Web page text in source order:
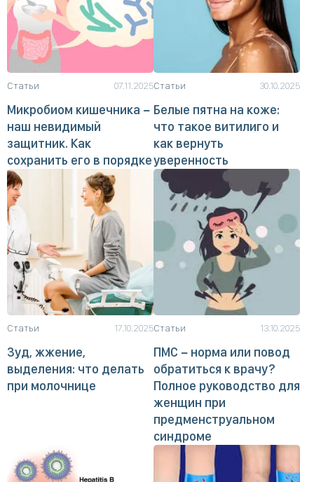
Статьи 07.11.2025
Микробиом кишечника −
наш невидимый
защитник. Как
сохранить его в порядке
Статьи 30.10.2025
Белые пятна на коже:
что такое витилиго и
как вернуть
уверенность
Статьи 17.10.2025
Зуд, жжение,
выделения: что делать
при молочнице
Статьи 13.10.2025
ПМС − норма или повод
обратиться к врачу?
Полное руководство для
женщин при
предменструальном
синдроме